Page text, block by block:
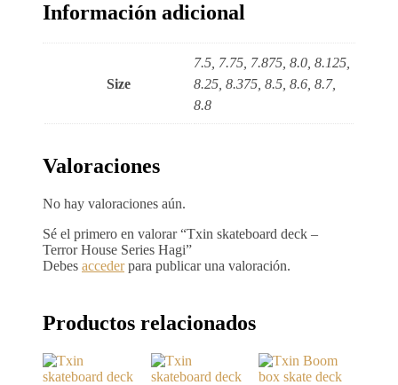
Información adicional
Size
7.5, 7.75, 7.875, 8.0, 8.125,
8.25, 8.375, 8.5, 8.6, 8.7,
8.8
Valoraciones
No hay valoraciones aún.
Sé el primero en valorar “Txin skateboard deck –
Terror House Series Hagi”
Debes accederpara publicar una valoración.
Productos relacionados